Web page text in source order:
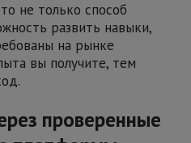
не только способ
развить навыки,
на рынке
вы получите, тем
проверенные